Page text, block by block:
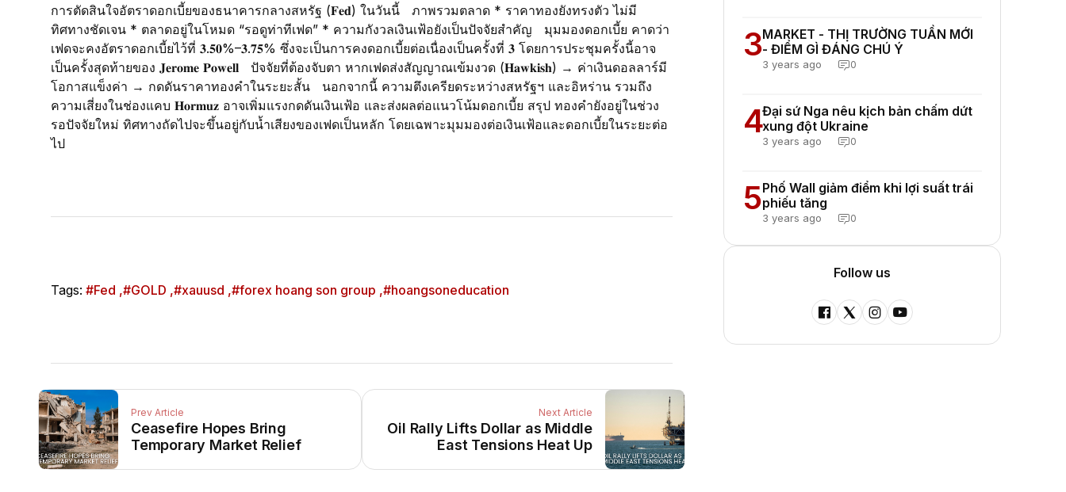
การตัดสินใจอัตราดอกเบี้ยของธนาคารกลางสหรัฐ (𝐅𝐞𝐝) ในวันนี้ ภาพรวมตลาด * ราคาทองยังทรงตัว ไม่มี
ทิศทางชัดเจน * ตลาดอยู่ในโหมด “รอดูท่าทีเฟด” * ความกังวลเงินเฟ้อยังเป็นปัจจัยสำคัญ มุมมองดอกเบี้ย คาดว่า
เฟดจะคงอัตราดอกเบี้ยไว้ที่ 𝟑.𝟓𝟎%–𝟑.𝟕𝟓% ซึ่งจะเป็นการคงดอกเบี้ยต่อเนื่องเป็นครั้งที่ 𝟑 โดยการประชุมครั้งนี้อาจ
เป็นครั้งสุดท้ายของ 𝐉𝐞𝐫𝐨𝐦𝐞 𝐏𝐨𝐰𝐞𝐥𝐥 ปัจจัยที่ต้องจับตา หากเฟดส่งสัญญาณเข้มงวด (𝐇𝐚𝐰𝐤𝐢𝐬𝐡) → ค่าเงินดอลลาร์มี
โอกาสแข็งค่า → กดดันราคาทองคำในระยะสั้น นอกจากนี้ ความตึงเครียดระหว่างสหรัฐฯ และอิหร่าน รวมถึง
ความเสี่ยงในช่องแคบ 𝐇𝐨𝐫𝐦𝐮𝐳 อาจเพิ่มแรงกดดันเงินเฟ้อ และส่งผลต่อแนวโน้มดอกเบี้ย สรุป ทองคำยังอยู่ในช่วง
รอปัจจัยใหม่ ทิศทางถัดไปจะขึ้นอยู่กับน้ำเสียงของเฟดเป็นหลัก โดยเฉพาะมุมมองต่อเงินเฟ้อและดอกเบี้ยในระยะต่อ
ไป
Tags: #Fed ,#GOLD ,#xauusd ,#forex hoang son group ,#hoangsoneducation
Prev Article
Ceasefire Hopes Bring
Temporary Market Relief
Next Article
Oil Rally Lifts Dollar as Middle
East Tensions Heat Up
3MARKET - THỊ TRƯỜNG TUẦN MỚI
- ĐIỂM GÌ ĐÁNG CHÚ Ý
3 years ago 0
4Đại sứ Nga nêu kịch bản chấm dứt
xung đột Ukraine
3 years ago 0
5Phố Wall giảm điểm khi lợi suất trái
phiếu tăng
3 years ago 0
Follow us